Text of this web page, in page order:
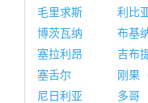
毛里求斯
利比
博茨瓦纳
布基
塞拉利昂
吉布
塞舌尔
刚果
尼日利亚
多哥